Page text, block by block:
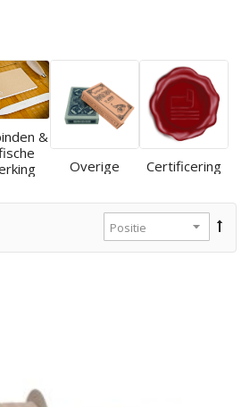
&
Overige Certificering